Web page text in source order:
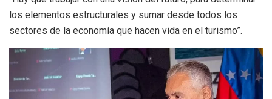
los elementos estructurales y sumar desde todos los
sectores de la economía que hacen vida en el turismo”.